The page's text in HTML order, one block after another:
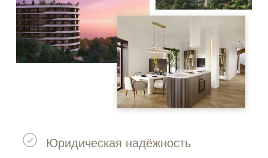
Юридическая надёжность